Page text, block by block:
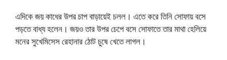
এদিকে জয় কাধের উপর চাপ বাড়ায়েই চলল। এতে করে তিনি সোফায় বসে
পড়তে বাধ্য হলেন। জয়ও তার উপর চেপে বসে সোফাতে তার মাথা হেলিয়ে
মনের সুখেমিসেস রেহানার ঠোট চুষে খেতে লাগল।